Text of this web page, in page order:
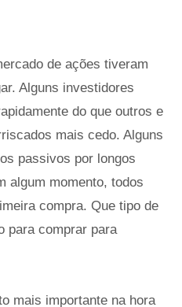
de ações tiveram
Alguns investidores
do que outros e
mais cedo. Alguns
passivos por longos
algum momento, todos
compra. Que tipo de
para comprar para
mais importante na hora